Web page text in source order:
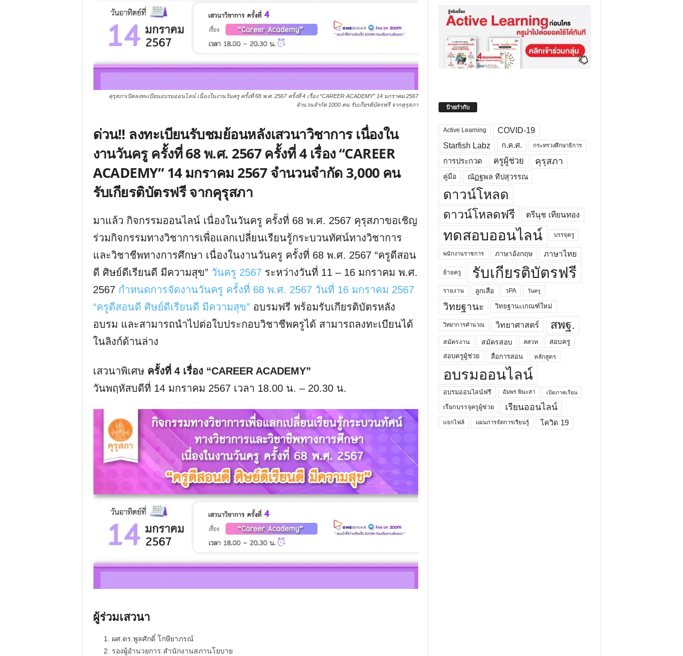
คุรุสภาเปิดลงทะเบียนอบรมออนไลน์ เนื่องในงานวันครู ครั้งที่ 68 พ.ศ. 2567 ครั้งที่ 4 เรื่อง “CAREER ACADEMY” 14 มกราคม 2567
จำนวนจำกัด 1000 คน รับเกียรติบัตรฟรี จากคุรุสภา
ด่วน!! ลงทะเบียนรับชมย้อนหลังเสวนาวิชาการ เนื่องใน
งานวันครู ครั้งที่ 68 พ.ศ. 2567 ครั้งที่ 4 เรื่อง “CAREER
ACADEMY” 14 มกราคม 2567 จำนวนจำกัด 3,000 คน
รับเกียรติบัตรฟรี จากคุรุสภา
มาแล้ว กิจกรรมออนไลน์ เนื่องในวันครู ครั้งที่ 68 พ.ศ. 2567 คุรุสภาขอเชิญ
ร่วมกิจกรรมทางวิชาการเพื่อแลกเปลี่ยนเรียนรู้กระบวนทัศน์ทางวิชาการ
และวิชาชีพทางการศึกษา เนื่องในงานวันครู ครั้งที่ 68 พ.ศ. 2567 “ครูดีสอน
ดี ศิษย์ดีเรียนดี มีความสุข” วันครู 2567 ระหว่างวันที่ 11 – 16 มกราคม พ.ศ.
2567 กำหนดการจัดงานวันครู ครั้งที่ 68 พ.ศ. 2567 วันที่ 16 มกราคม 2567
“ครูดีสอนดี ศิษย์ดีเรียนดี มีความสุข” อบรมฟรี พร้อมรับเกียรติบัตรหลัง
อบรม และสามารถนำไปต่อใบประกอบวิชาชีพครูได้ สามารถลงทะเบียนได้
ในลิงก์ด้านล่าง
เสวนาพิเศษ ครั้งที่ 4 เรื่อง “CAREER ACADEMY”
วันพฤหัสบดีที่ 14 มกราคม 2567 เวลา 18.00 น. – 20.30 น.
ผู้ร่วมเสวนา
ผศ.ดร.พูลศักดิ์ โกษียาภรณ์
รองผู้อำนวยการ สำนักงานสภานโยบาย
ป้ายกำกับ
Active Learning
COVID-19
Starfish Labz
ก.ค.ศ. กระทรวงศึกษาธิการ
การประกวด ครูผู้ช่วย คุรุสภา
คู่มือ ณัฏฐพล ทีปสุวรรณ
ดาวน์โหลด
ดาวน์โหลดฟรี ตรีนุช เทียนทอง
ทดสอบออนไลน์ บรรจุครู
พนักงานราชการ ภาษาอังกฤษ ภาษาไทย
ย้ายครู รับเกียรติบัตรฟรี
รายงาน ลูกเสือ วPA วันครู
วิทยฐานะ วิทยฐานะเกณฑ์ใหม่
วิทยาการคำนวณ วิทยาศาสตร์ สพฐ.
สมัครงาน สมัครสอบ สสวท
สอบครู
สอบครูผู้ช่วย
สื่อการสอน หลักสูตร
อบรมออนไลน์
อบรมออนไลน์ฟรี อัมพร พินะสา เปิดภาคเรียน
เรียกบรรจุครูผู้ช่วย เรียนออนไลน์
แจกไฟล์ แผนการจัดการเรียนรู้ โควิด 19